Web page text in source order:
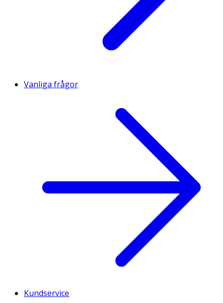
Vanliga frågor
Kundservice